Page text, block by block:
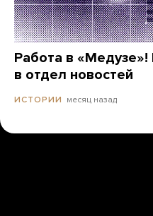
Работа в
в отдел новостей
ИСТОРИИ месяц назад